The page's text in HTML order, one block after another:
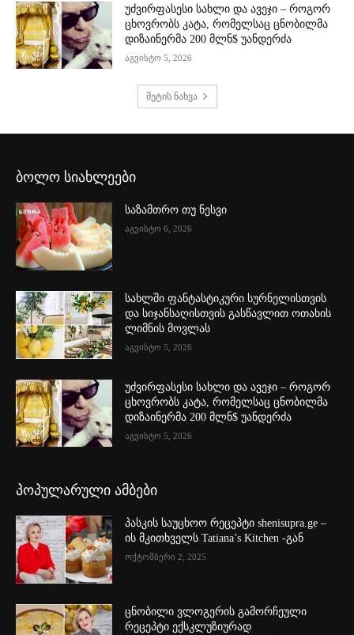
უძვირფასესი სახლი და ავეჯი – როგორ
ცხოვრობს კატა, რომელსაც ცნობილმა
დიზაინერმა 200 მლნ$ უანდერძა
აგვისტო 5, 2026
მეტის ნახვა
ბოლო სიახლეები
საზამთრო თუ ნესვი
აგვისტო 6, 2026
სახლში ფანტასტიკური სურნელისთვის
და სიჯანსაღისთვის გასწავლით ოთახის
ლიმნის მოვლას
აგვისტო 5, 2026
უძვირფასესი სახლი და ავეჯი – როგორ
ცხოვრობს კატა, რომელსაც ცნობილმა
დიზაინერმა 200 მლნ$ უანდერძა
აგვისტო 5, 2026
პოპულარული ამბები
პასკის საუცხოო რეცეპტი shenisupra.ge –
ის მკითხველს Tatiana’s Kitchen -გან
ოქტომბერი 2, 2025
ცნობილი ვლოგერის გამორჩეული
რეცეპტი ექსკლუზიურად